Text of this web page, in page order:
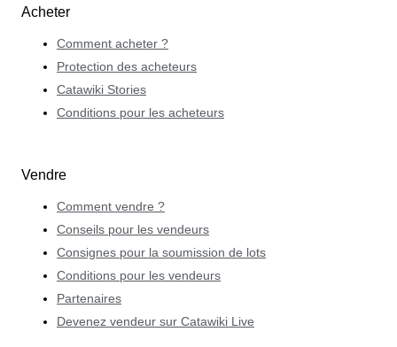
Acheter
Comment acheter ?
Protection des acheteurs
Catawiki Stories
Conditions pour les acheteurs
Vendre
Comment vendre ?
Conseils pour les vendeurs
Consignes pour la soumission de lots
Conditions pour les vendeurs
Partenaires
Devenez vendeur sur Catawiki Live